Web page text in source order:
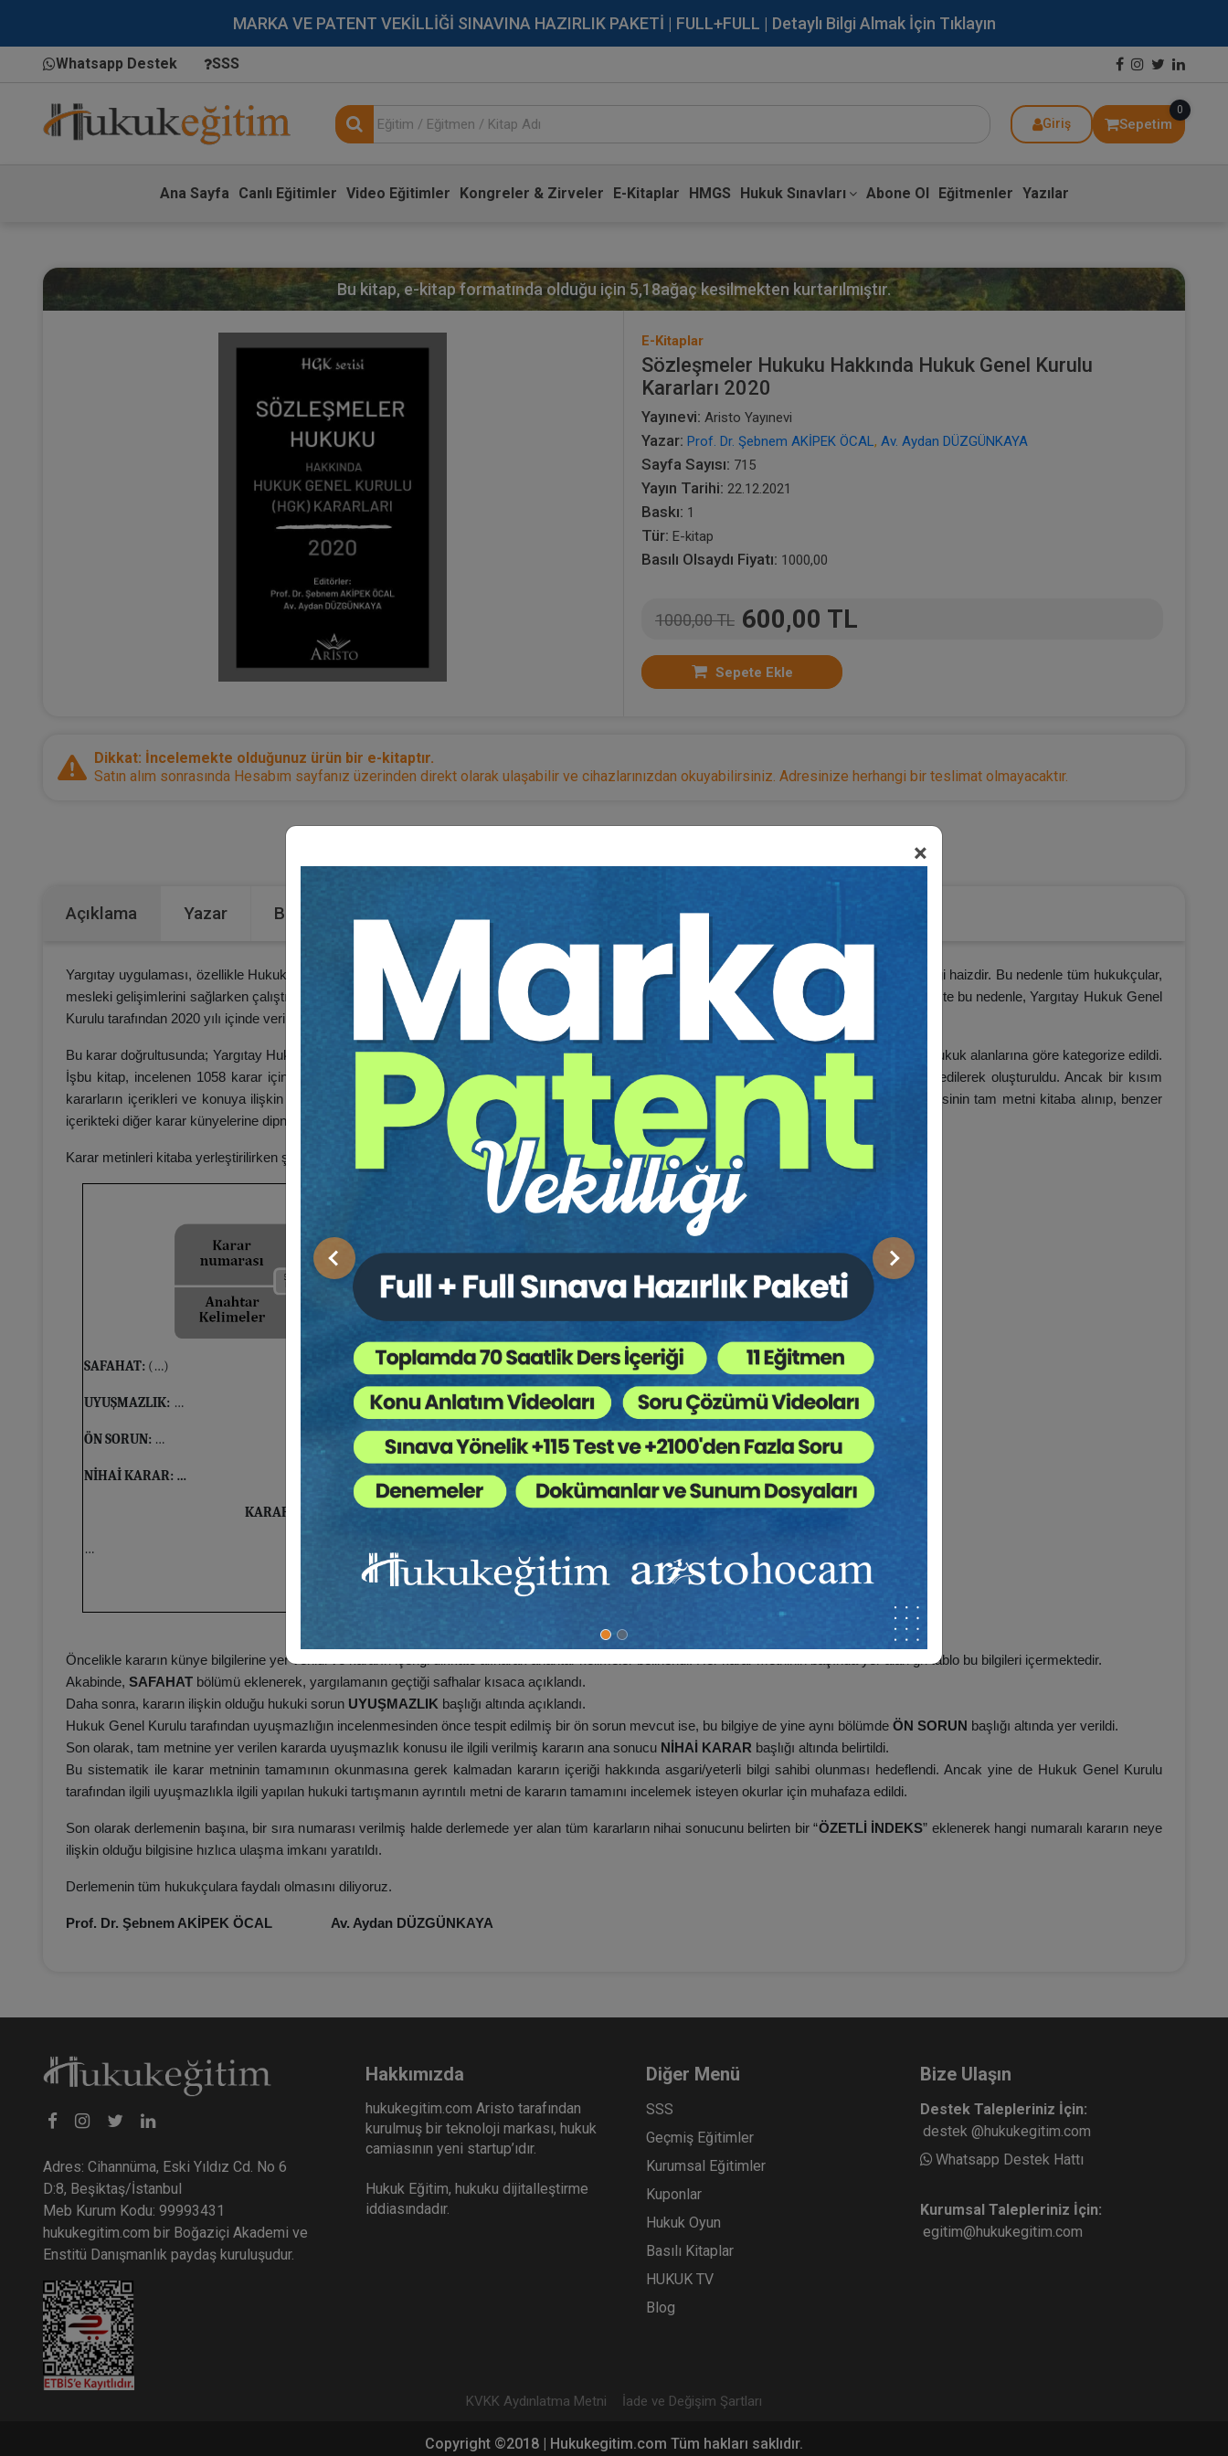
MARKA VE PATENT VEKİLLİĞİ SINAVINA HAZIRLIK PAKETİ | FULL+FULL | Detaylı Bilgi Almak İçin Tıklayın
Whatsapp Destek SSS
Giriş Sepetim
0
Ana Sayfa Canlı Eğitimler Video Eğitimler Kongreler & Zirveler E-Kitaplar HMGS Hukuk Sınavları Abone Ol Eğitmenler Yazılar
×
Önceki Sonraki
Bu kitap, e-kitap formatında olduğu için5,18ağaç kesilmekten kurtarılmıştır.
E-Kitaplar
Sözleşmeler Hukuku Hakkında Hukuk Genel Kurulu
Kararları 2020
Yayınevi: Aristo Yayınevi
Yazar: Prof. Dr. Şebnem AKİPEK ÖCAL, Av. Aydan DÜZGÜNKAYA
Sayfa Sayısı: 715
Yayın Tarihi: 22.12.2021
Baskı: 1
Tür: E-kitap
Basılı Olsaydı Fiyatı: 1000,00
1000,00 TL 600,00 TL
Sepete Ekle
Dikkat: İncelemekte olduğunuz ürün bir e-kitaptır.
Satın alım sonrasında Hesabım sayfanız üzerinden direkt olarak ulaşabilir ve cihazlarınızdan okuyabilirsiniz. Adresinize herhangi bir teslimat olmayacaktır.
Açıklama Yazar Bu Kitap İçin Kaç Ağaç Kesiliyor ?
Yargıtay uygulaması, özellikle Hukuk Genel Kurulu tarafından verilen kararlar, pek çok hukukçu için hem yol gösterici hem de yönlendirici bir niteliği haizdir. Bu nedenle tüm hukukçular,
mesleki gelişimlerini sağlarken çalıştıkları alanlara yönelik akademik okumalar yaparken bir yandan da uygulamayı takip etmek durumundadırlar. İşte bu nedenle, Yargıtay Hukuk Genel
Kurulu tarafından 2020 yılı içinde verilmiş güncel kararların tamamını derlemeye karar verdik.
Bu karar doğrultusunda; Yargıtay Hukuk Genel Kurulu tarafından 2020 yılı içerisinde verilmiş toplam 1058 karar incelenerek bu kararlar, öncelikle hukuk alanlarına göre kategorize edildi.
İşbu kitap, incelenen 1058 karar içinde temelinde sözleşmesel ilişkinin yer aldığı (borcun kaynağının sözleşme olduğu) toplam 89 karar tespit edilerek oluşturuldu. Ancak bir kısım
kararların içerikleri ve konuya ilişkin olarak yapılan hukuki açıklamaların benzerlikleri/aynılığı dikkate alınarak, bu tür kararlardan sadece bir tanesinin tam metni kitaba alınıp, benzer
içerikteki diğer karar künyelerine dipnot olarak yer verildi.
Karar metinleri kitaba yerleştirilirken şöyle bir şematize yöntemi uygulandı:
SAFAHAT: (…)
UYUŞMAZLIK: …
ÖN SORUN: …
NİHAİ KARAR: …
KARAR METNİ
…
Öncelikle kararın künye bilgilerine yer verildi ve kararın içeriği dikkate alınarak anahtar kelimeler belirlendi. Her karar metninin başında yer alan gri tablo bu bilgileri içermektedir.
Akabinde, SAFAHAT bölümü eklenerek, yargılamanın geçtiği safhalar kısaca açıklandı.
Daha sonra, kararın ilişkin olduğu hukuki sorun UYUŞMAZLIK başlığı altında açıklandı.
Hukuk Genel Kurulu tarafından uyuşmazlığın incelenmesinden önce tespit edilmiş bir ön sorun mevcut ise, bu bilgiye de yine aynı bölümde ÖN SORUN başlığı altında yer verildi.
Son olarak, tam metnine yer verilen kararda uyuşmazlık konusu ile ilgili verilmiş kararın ana sonucu NİHAİ KARAR başlığı altında belirtildi.
Bu sistematik ile karar metninin tamamının okunmasına gerek kalmadan kararın içeriği hakkında asgari/yeterli bilgi sahibi olunması hedeflendi. Ancak yine de Hukuk Genel Kurulu
tarafından ilgili uyuşmazlıkla ilgili yapılan hukuki tartışmanın ayrıntılı metni de kararın tamamını incelemek isteyen okurlar için muhafaza edildi.
Son olarak derlemenin başına, bir sıra numarası verilmiş halde derlemede yer alan tüm kararların nihai sonucunu belirten bir “ÖZETLİ İNDEKS” eklenerek hangi numaralı kararın neye
ilişkin olduğu bilgisine hızlıca ulaşma imkanı yaratıldı.
Derlemenin tüm hukukçulara faydalı olmasını diliyoruz.
Prof. Dr. Şebnem AKİPEK ÖCAL Av. Aydan DÜZGÜNKAYA
Adres: Cihannüma, Eski Yıldız Cd. No 6
D:8, Beşiktaş/İstanbul
Meb Kurum Kodu: 99993431
hukukegitim.com bir Boğaziçi Akademi ve
Enstitü Danışmanlık paydaş kuruluşudur.
Hakkımızda
hukukegitim.com Aristo tarafından
kurulmuş bir teknoloji markası, hukuk
camiasının yeni startup’ıdır.
Hukuk Eğitim, hukuku dijitalleştirme
iddiasındadır.
Diğer Menü
SSS
Geçmiş Eğitimler
Kurumsal Eğitimler
Kuponlar
Hukuk Oyun
Basılı Kitaplar
HUKUK TV
Blog
Bize Ulaşın
Destek Talepleriniz İçin:
destek @hukukegitim.com
Whatsapp Destek Hattı
Kurumsal Talepleriniz İçin:
egitim@hukukegitim.com
KVKK Aydınlatma Metni İade ve Değişim Şartları
Copyright ©2018 | Hukukegitim.com Tüm hakları saklıdır.